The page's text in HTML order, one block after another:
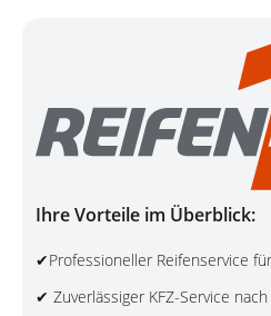
Ihre Vorteile im Überblick:
✔Professioneller Reifenservice für
✔ Zuverlässiger KFZ-Service